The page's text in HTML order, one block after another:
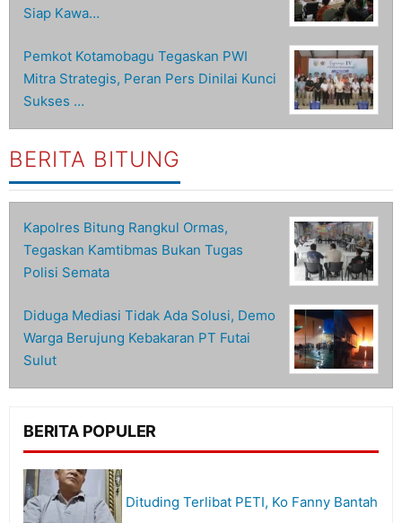
Siap Kawa…
Pemkot Kotamobagu Tegaskan PWI
Mitra Strategis, Peran Pers Dinilai Kunci
Sukses …
BERITA BITUNG
Kapolres Bitung Rangkul Ormas,
Tegaskan Kamtibmas Bukan Tugas
Polisi Semata
Diduga Mediasi Tidak Ada Solusi, Demo
Warga Berujung Kebakaran PT Futai
Sulut
BERITA POPULER
Dituding Terlibat PETI, Ko Fanny Bantah